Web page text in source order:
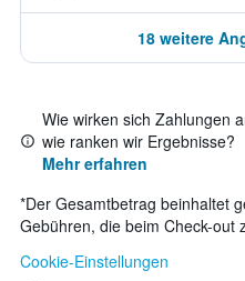
18 weitere
Wie wirken sich Zahlungen
wie ranken wir Ergebnisse?
Mehr erfahren
*Der Gesamtbetrag beinhaltet
Gebühren, die beim Check-out
Cookie-Einstellungen